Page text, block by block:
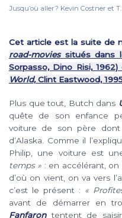
Jusqu’où aller? Kevin Costner et
Cet article est la suite de
road-moviessitués dans
Sorpasso, Dino Risi, 1962)
World,Clint Eastwood,
Plus que tout, Butch dans
quête de son enfance
voiture de son père
d’Alaska. Comme il
Philip, une voiture est
temps » : en accélérant, on
d’où on vient, on va vers
c’est le présent : «
avant de démarrer en
Fanfarontentent de